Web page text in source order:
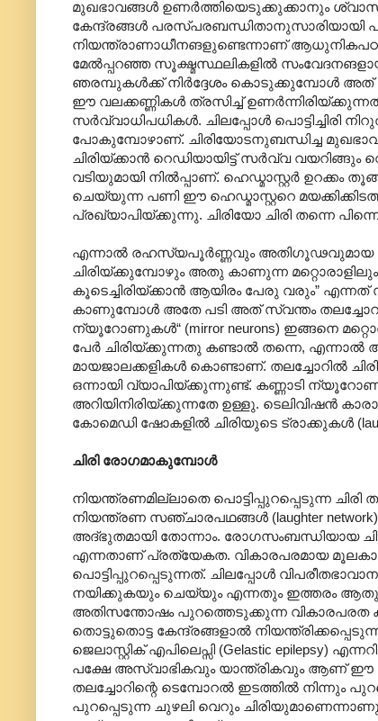
മുഖഭാവങ്ങൾ ഉണർത്തിയെടുക്കുക്കാനും
കേന്ദ്രങ്ങൾ പരസ്പരബന്ധിതാനുസാരിയായി
നിയന്ത്രാണാധീനങളുണ്ടെന്നാണ്
മേൽ‌പ്പറഞ്ഞ സൂക്ഷ്മസ്ഥലികളിൽ
ഞരമ്പുകൾക്ക് നിർദ്ദേശം കൊടുക്കുമ്പോൾ അത്
ഈ വലക്കണ്ണികൾ ത്രസിച്ച്
സർവ്വാധിപധികൾ. ചിലപ്പോൾ പൊട്ടിച്ചിരി
പോകുമ്പോഴാണ്. ചിരിയോടനുബന്ധിച്ച
ചിരിയ്ക്കാൻ റെഡിയായിട്ട് സർവ്വ
വടിയുമായി നിൽ‌പ്പാണ്. ഹെഡ്മാസ്റ്റർ ഉറക്കം
ചെയ്യുന്ന പണി ഈ ഹെഡ്മാസ്റ്ററെ
പ്രഖ്യാ‍പിയ്ക്കുന്നു. ചിരിയോ ചിരി തന്നെ
എന്നാൽ രഹസ്യപൂർണ്ണവും അതിഗൂഢവുമായ ഒരു
ചിരിയ്ക്കുമ്പോഴും അതു കാണുന്ന മറ്റൊരാളിലും
കൂടെച്ചിരിയ്ക്കാൻ ആയിരം പേരു വരും”
കാണുമ്പോൾ അതേ പടി അത് സ്വന്തം തലച്ചോറും
ന്യൂറോണുകൾ“ (mirror neurons) ഇങ്ങനെ
പേർ ചിരിയ്ക്കുന്നതു കണ്ടാൽ തന്നെ,
മായജാലക്കളികൾ കൊണ്ടാണ്. തലച്ചോറിൽ
ഒന്നാ‍യി വ്യാപിയ്ക്കുന്നുണ്ട്. കണ്ണാടി
അറിയിനിരിയ്ക്കുന്നതേ ഉള്ളു. ടെലിവിഷൻ
കോമെഡി ഷോകളിൽ ചിരിയുടെ ട്രാക്കുകൾ
ചിരി രോഗമാകുമ്പോൾ
നിയന്ത്രണമില്ലാതെ പൊട്ടിപ്പുറപ്പെടുന്ന
നിയന്ത്രണ സഞ്ചാരപഥങ്ങൾ (laughter
അദ്ഭുതമായി തോന്നാം. രോഗസംബന്ധിയായ
എന്നതാണ് പ്രത്യേകത. വികാരപരമായ
പൊട്ടിപ്പുറപ്പെടുന്നത്. ചിലപ്പോൾ
നയിക്കുകയും ചെയ്യും എന്നതും ഇത്തരം
അതിസന്തോഷം പുറത്തെടുക്കുന്ന വികാരപരത
തൊട്ടുതൊട്ട കേന്ദ്രങ്ങളാൽ
ജെലാസ്റ്റിക് എപിലെപ്സി (Gelastic epilepsy)
പക്ഷേ അസ്വാഭികവും യാന്ത്രികവും ആണ് ഈ
തലച്ചോറിന്റെ ടെമ്പോറൽ ഇടത്തിൽ
പുറപ്പെടുന്ന ചുഴലി വെറും ചിരിയുമാണെന്നാണു